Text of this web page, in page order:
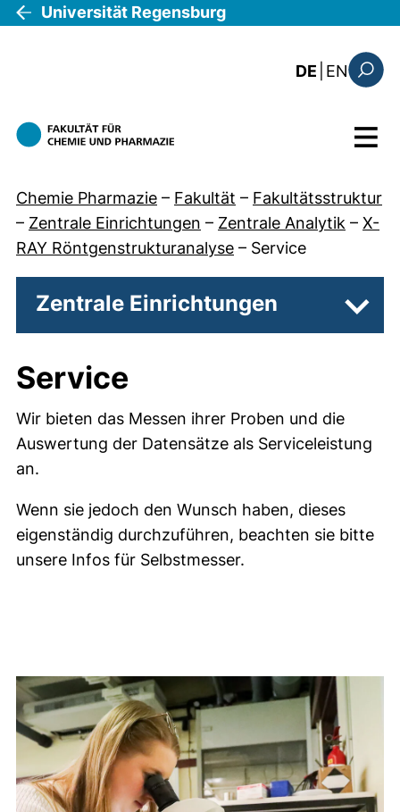
Direkt zum Inhalt
Universität Regensburg
DE EN: this
Menü
Chemie Pharmazie – Fakultät – Fakultätsstruktur
– Zentrale Einrichtungen – Zentrale Analytik – X-
RAY Röntgenstrukturanalyse – Service
Zentrale Einrichtungen
Service
Wir bieten das Messen ihrer Proben und die
Auswertung der Datensätze als Serviceleistung
an.
Wenn sie jedoch den Wunsch haben, dieses
eigenständig durchzuführen, beachten sie bitte
unsere Infos für Selbstmesser.